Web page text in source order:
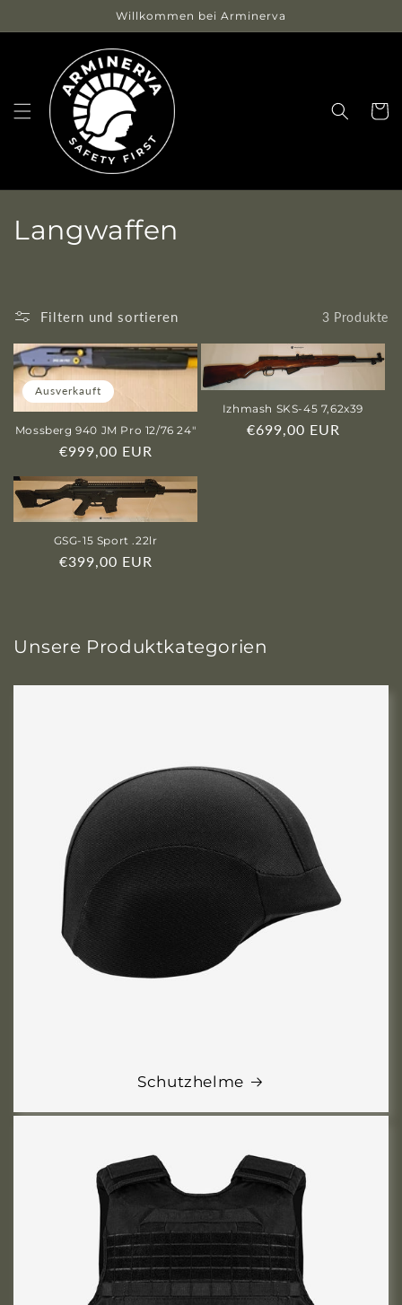
Inhalt
Willkommen bei Arminerva
K
g
o
r
i
e
Langwaffen
Filtern und sortieren 3 Produkte
Ausverkauft
Mossberg 940 JM Pro 12/76 24"
Normaler
€999,00 EUR
Izhmash SKS-45 7,62x39
Normaler
€699,00 EUR
GSG-15 Sport .22lr
Normaler
€399,00 EUR
Unsere Produktkategorien
Schutzhelme